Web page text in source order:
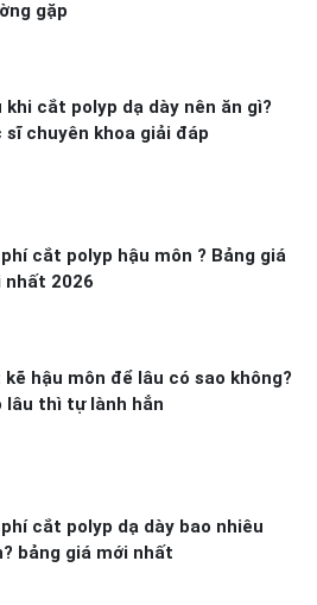
gặp
khi cắt polyp dạ dày nên ăn gì?
sĩ chuyên khoa giải đáp
phí cắt polyp hậu môn ? Bảng giá
nhất 2026
kẽ hậu môn để lâu có sao không?
lâu thì tự lành hẳn
phí cắt polyp dạ dày bao nhiêu
bảng giá mới nhất